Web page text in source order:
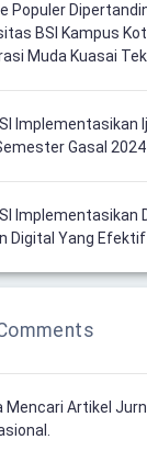
Populer
BSI Kampus
Muda Kuasai
Implementasikan
Gasal
Implementasikan
Digital Yang
Mencari Artikel